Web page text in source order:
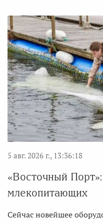
5 авг. 2026 г., 13:36:18
«Восточный
млекопитающих
Сейчас новейшее